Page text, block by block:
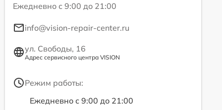
Ежедневно с 9:00 до 21:00
info@vision-repair-center.ru
ул. Свободы, 16
Адрес сервисного центра VISION
Режим работы:
Ежедневно с 9:00 до 21:00